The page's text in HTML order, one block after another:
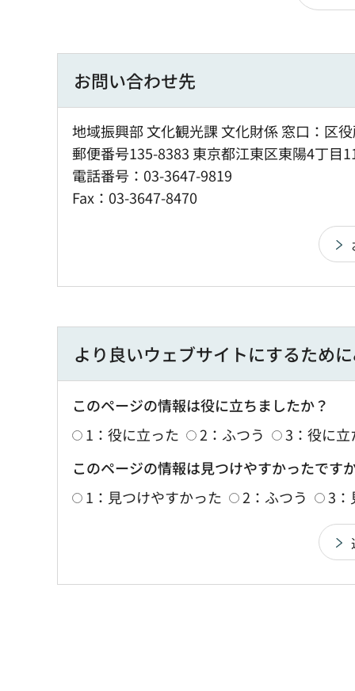
お問い合わせ先
地域振興部 文化観光課 文化財係 窓口：区
郵便番号135-8383 東京都江東区東陽4丁目
電話番号：03-3647-9819
Fax：03-3647-8470
より良いウェブサイトにするため
このページの情報は役に立ちましたか？
1：役に立った
2：ふつう
3：役に
このページの情報は見つけやすかったです
1：見つけやすかった
2：ふつう 3：